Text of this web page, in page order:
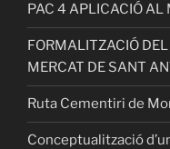
PAC 4 APLICACIÓ AL
FORMALITZACIÓ
MERCAT DE SANT
Ruta Cementiri de
Conceptualització